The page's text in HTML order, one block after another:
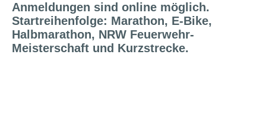
Anmeldungen sind online möglich.
Startreihenfolge: Marathon, E-Bike,
Halbmarathon, NRW Feuerwehr-
Meisterschaft und Kurzstrecke.